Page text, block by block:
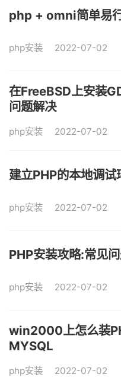
php + omni简单易
php安装 2022-07-02
在FreeBSD上安装
问题解决
php安装 2022-07-02
建立PHP的本地调试
php安装 2022-07-02
PHP安装攻略:常见
php安装 2022-07-02
win2000上怎么装
MYSQL
php安装 2022-07-02